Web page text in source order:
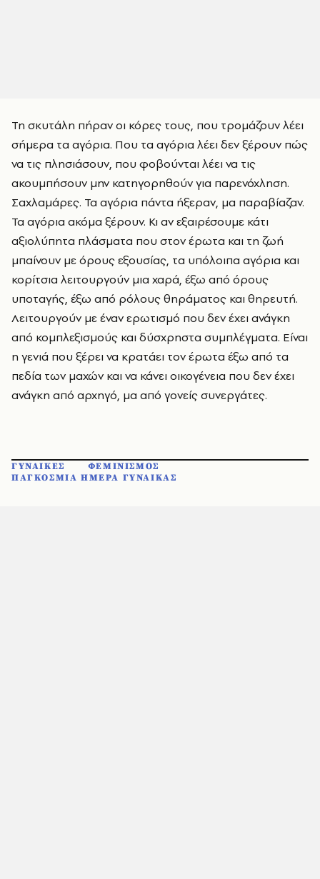
Τη σκυτάλη πήραν οι κόρες τους, που τρομάζουν λέει
σήμερα τα αγόρια. Που τα αγόρια λέει δεν ξέρουν πώς
να τις πλησιάσουν, που φοβούνται λέει να τις
ακουμπήσουν μην κατηγορηθούν για παρενόχληση.
Σαχλαμάρες. Τα αγόρια πάντα ήξεραν, μα παραβίαζαν.
Τα αγόρια ακόμα ξέρουν. Κι αν εξαιρέσουμε κάτι
αξιολύπητα πλάσματα που στον έρωτα και τη ζωή
μπαίνουν με όρους εξουσίας, τα υπόλοιπα αγόρια και
κορίτσια λειτουργούν μια χαρά, έξω από όρους
υποταγής, έξω από ρόλους θηράματος και θηρευτή.
Λειτουργούν με έναν ερωτισμό που δεν έχει ανάγκη
από κομπλεξισμούς και δύσχρηστα συμπλέγματα. Είναι
η γενιά που ξέρει να κρατάει τον έρωτα έξω από τα
πεδία των μαχών και να κάνει οικογένεια που δεν έχει
ανάγκη από αρχηγό, μα από γονείς συνεργάτες.
ΓΥΝΑΙΚΕΣ
ΦΕΜΙΝΙΣΜΟΣ
ΠΑΓΚΟΣΜΙΑ ΗΜΕΡΑ ΓΥΝΑΙΚΑΣ